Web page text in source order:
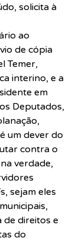
solicita à
ao
de cópia
Temer,
interino, e a
em
Deputados,
um dever do
contra o
verdade,
sejam eles
direitos e
do